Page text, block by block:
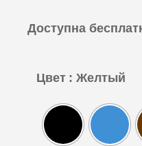
Доступна
Цвет : Желтый